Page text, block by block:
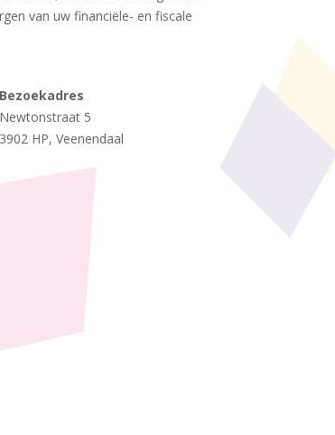
van uw financiële- en fiscale
Bezoekadres
Newtonstraat 5
3902 HP, Veenendaal